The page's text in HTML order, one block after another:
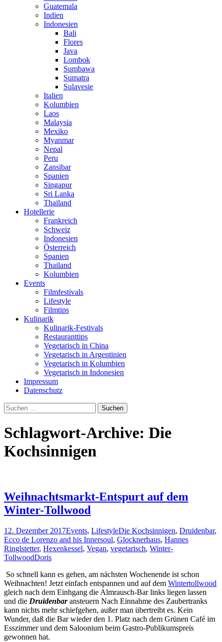
Guatemala
Indien
Indonesien
Bali
Flores
Java
Lombok
Sumbawa
Sumatra
Sulavesie
Italien
Kolumbien
Laos
Malaysia
Mexiko
Myanmar
Nepal
Peru
Zansibar
Spanien
Singapur
Sri Lanka
Thailand
Hotellerie
Frankreich
Schweiz
Indonesien
Österreich
Spanien
Thailand
Kolumbien
Events
Filmfestivals
Lifestyle
Filmtips
Kulinarik
Kulinarik-Festivals
Restauranttips
Vegetarisch in China
Vegetarisch in Argentinien
Vegetarisch in Kolumbien
Vegetarisch in Indonesien
Impressum
Datenschutz
Suchen
nach:
Schlagwort-Archive: Die
Kochsinnigen
Weihnachtsmarkt-Entspurt auf dem
Winter-Tollwood
12. Dezember 2017Events, LifestyleDie Kochsinnigen, Druidenbar,
Ecco de Lorenzo and his Innersoul, Glocknerhaus, Hannes
Ringlstetter, Hexenkessel, Vegan, vegetarisch, Winter-
TollwoodDoris
So schnell kann es gehen, am nächsten Wochenende ist schon
Weihnachten! Jetzt einfach entspannen und auf dem Wintertollwood
gleich nach dem Einhgang die Almrausch-Bar links liegen lassen
und die Druidenbaransteuern Nach Einnahme des Zaubertranks
kann nichts mehr schiefgehen, außer man übertreibt es. Kein
Wunder, daß die Bar wieder den 1. Platz nach dem Grünen Café im
Esszimmer und dem Saloonium beim Gastro-Publikumspreis
gewonnen hat.